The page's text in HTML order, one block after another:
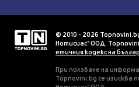
© 2010 - 2026
Нотисиас" ООД.
етичния кодекс на
При ползване на
Topnovini.bg се изисква